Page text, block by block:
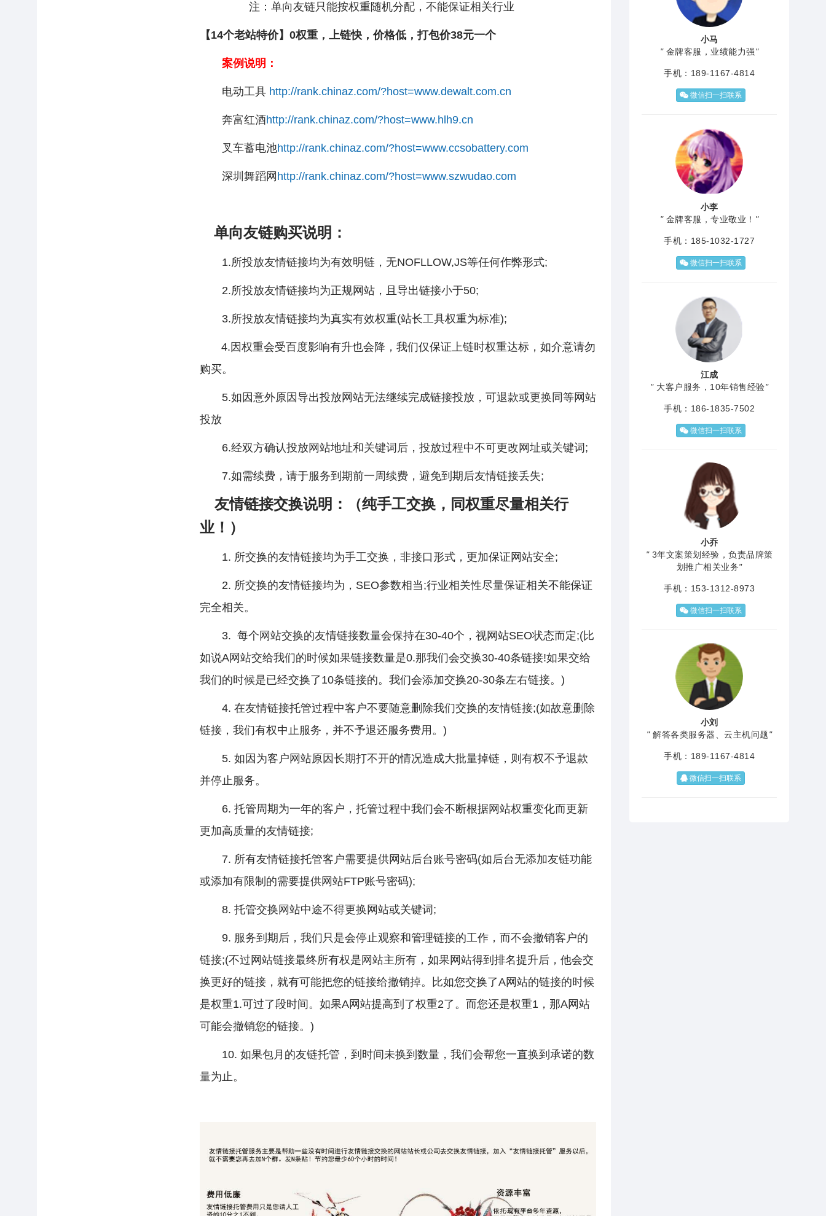
注：单向友链只能按权重随机分配，不能保证相关行业
【14个老站特价】0权重，上链快，价格低，打包价38元一个
案例说明：
电动工具 http://rank.chinaz.com/?host=www.dewalt.com.cn
奔富红酒http://rank.chinaz.com/?host=www.hlh9.cn
叉车蓄电池http://rank.chinaz.com/?host=www.ccsobattery.com
深圳舞蹈网 http://rank.chinaz.com/?host=www.szwudao.com
单向友链购买说明：
1.所投放友情链接均为有效明链，无NOFLLOW,JS等任何作弊形式;
2.所投放友情链接均为正规网站，且导出链接小于50;
3.所投放友情链接均为真实有效权重(站长工具权重为标准);
4.因权重会受百度影响有升也会降，我们仅保证上链时权重达标，如介意请勿
购买。
5.如因意外原因导出投放网站无法继续完成链接投放，可退款或更换同等网站
投放
6.经双方确认投放网站地址和关键词后，投放过程中不可更改网址或关键词;
7.如需续费，请于服务到期前一周续费，避免到期后友情链接丢失;
友情链接交换说明：（纯手工交换， 同权重尽量相关行
业！ ）
1. 所交换的友情链接均为手工交换，非接口形式，更加保证网站安全;
2. 所交换的友情链接均为，SEO参数相当;行业相关性尽量保证相关不能保证
完全相关。
3. 每个网站交换的友情链接数量会保持在30-40个，视网站SEO状态而定;(比
如说A网站交给我们的时候如果链接数量是0.那我们会交换30-40条链接!如果交给
我们的时候是已经交换了10条链接的。我们会添加交换20-30条左右链接。)
4. 在友情链接托管过程中客户不要随意删除我们交换的友情链接;(如故意删除
链接，我们有权中止服务，并不予退还服务费用。)
5. 如因为客户网站原因长期打不开的情况造成大批量掉链，则有权不予退款
并停止服务。
6. 托管周期为一年的客户，托管过程中我们会不断根据网站权重变化而更新
更加高质量的友情链接;
7. 所有友情链接托管客户需要提供网站后台账号密码(如后台无添加友链功能
或添加有限制的需要提供网站FTP账号密码);
8. 托管交换网站中途不得更换网站或关键词;
9. 服务到期后，我们只是会停止观察和管理链接的工作，而不会撤销客户的
链接;(不过网站链接最终所有权是网站主所有，如果网站得到排名提升后，他会交
换更好的链接，就有可能把您的链接给撤销掉。比如您交换了A网站的链接的时候
是权重1.可过了段时间。如果A网站提高到了权重2了。而您还是权重1，那A网站
可能会撤销您的链接。)
10. 如果包月的友链托管，到时间未换到数量，我们会帮您一直换到承诺的数
量为止。
小马
"金牌客服，业绩能力强"
手机：189-1167-4814
微信扫一扫联系
小李
"金牌客服，专业敬业！ "
手机：185-1032-1727
微信扫一扫联系
江成
"大客户服务，10年销售经验"
手机：186-1835-7502
微信扫一扫联系
小乔
"3年文案策划经验，负责品牌策
划推广相关业务"
手机：153-1312-8973
微信扫一扫联系
小刘
"解答各类服务器、云主机问题"
手机：189-1167-4814
微信扫一扫联系